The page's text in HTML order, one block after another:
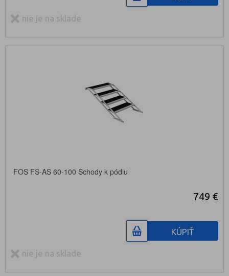
nie je na sklade
FOS FS-AS 60-100 Schody k pódiu
749 €
KÚPIŤ
nie je na sklade